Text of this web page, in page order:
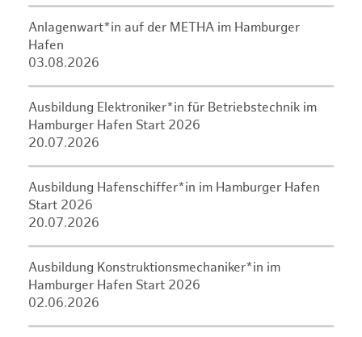
Anlagenwart*in auf der METHA im Hamburger
Hafen
03.08.2026
Ausbildung Elektroniker*in für Betriebstechnik im
Hamburger Hafen Start 2026
20.07.2026
Ausbildung Hafenschiffer*in im Hamburger Hafen
Start 2026
20.07.2026
Ausbildung Konstruktionsmechaniker*in im
Hamburger Hafen Start 2026
02.06.2026